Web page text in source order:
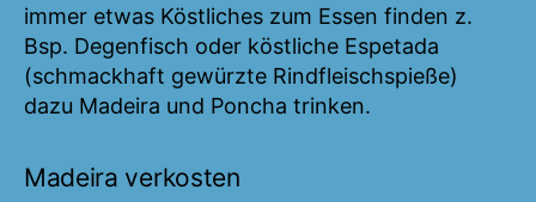
immer etwas Köstliches zum Essen finden z.
Bsp. Degenfisch oder köstliche Espetada
(schmackhaft gewürzte Rindfleischspieße)
dazu Madeira und Poncha trinken.
Madeira verkosten